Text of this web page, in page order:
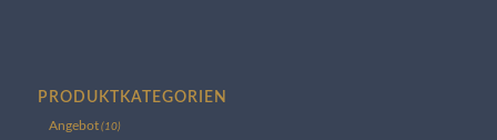
PRODUKTKATEGORIEN
Angebot (10)